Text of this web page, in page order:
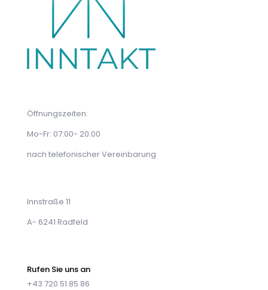
Öffnungszeiten:
Mo-Fr: 07:00- 20:00
nach telefonischer Vereinbarung
Innstraße 11
A- 6241 Radfeld
Rufen Sie uns an
+43 720 51 85 86